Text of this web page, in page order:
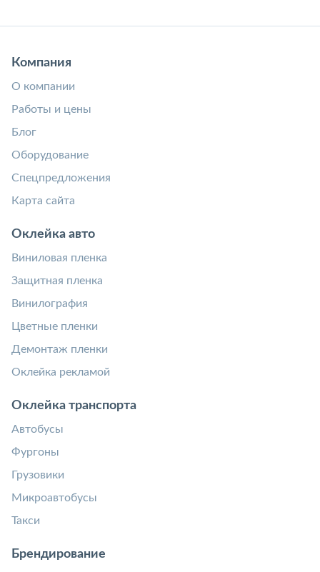
Компания
О компании
Работы и цены
Блог
Оборудование
Спецпредложения
Карта сайта
Оклейка авто
Виниловая пленка
Защитная пленка
Винилография
Цветные пленки
Демонтаж пленки
Оклейка рекламой
Оклейка транспорта
Автобусы
Фургоны
Грузовики
Микроавтобусы
Такси
Брендирование